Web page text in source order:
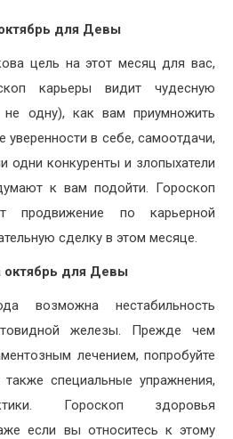
для Девы
цель на этот месяц для вас,
карьеры видит чудесную
одну), как вам приумножить
в себе, самоотдачи,
одни конкуренты и злопыхатели
к вам подойти. Гороскоп
продвижение по карьерной
сделку в этом месяце.
октябрь для Девы
возможна нестабильность
железы. Прежде чем
лечением, попробуйте
специальные упражнения,
Гороскоп здоровья
если вы относитесь к этому